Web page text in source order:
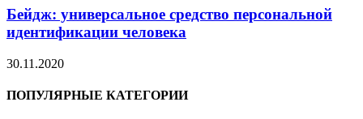
Бейдж: универсальное средство персональной
идентификации человека
30.11.2020
ПОПУЛЯРНЫЕ КАТЕГОРИИ